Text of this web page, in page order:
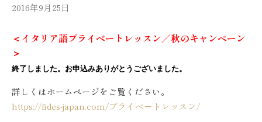
2016年9月25日
＜イタリア語プライベートレッスン／秋のキャンペーン
＞
終了しました。お申込みありがとうございました。
詳しくはホームページをご覧ください。
https://fides-japan.com/プライベートレッスン/